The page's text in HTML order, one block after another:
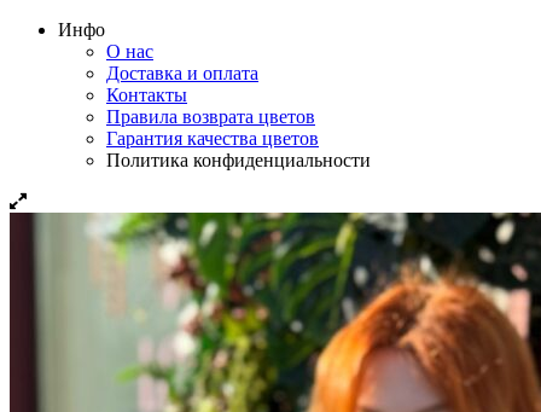
Инфо
О нас
Доставка и оплата
Контакты
Правила возврата цветов
Гарантия качества цветов
Политика конфиденциальности